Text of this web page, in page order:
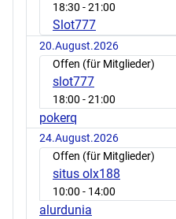
18:30 - 21:00
Slot777
20.August.2026
Offen (für Mitglieder)
slot777
18:00 - 21:00
pokerq
24.August.2026
Offen (für Mitglieder)
situs olx188
10:00 - 14:00
alurdunia